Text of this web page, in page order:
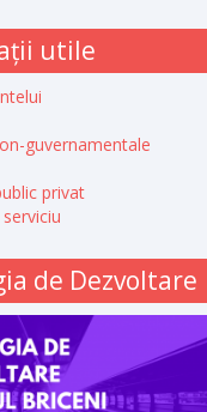
utile
guvernamentale
privat
de Dezvoltare